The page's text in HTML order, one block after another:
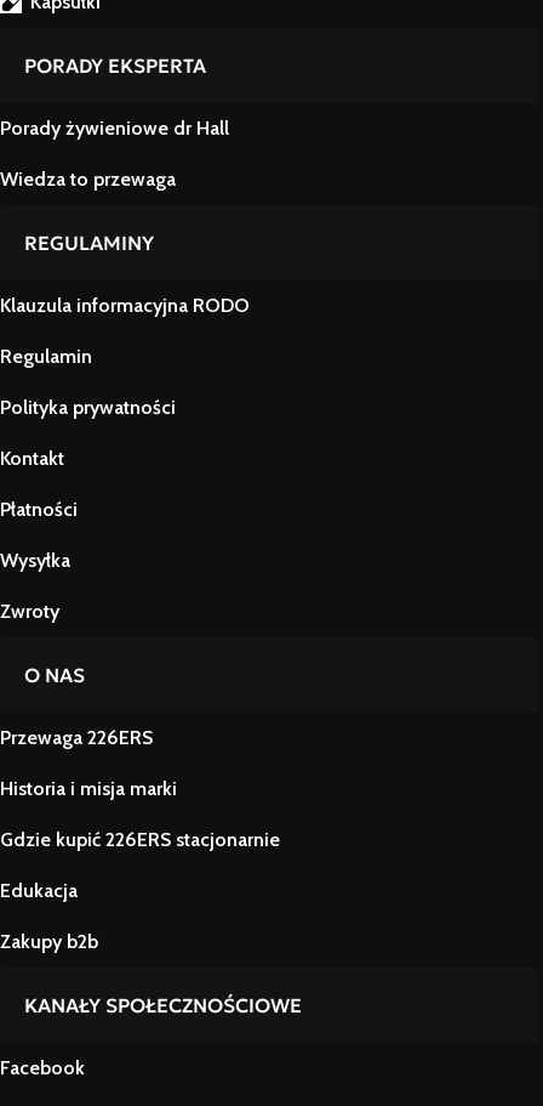
PORADY EKSPERTA
Porady żywieniowe dr Hall
Wiedza to przewaga
REGULAMINY
Klauzula informacyjna RODO
Regulamin
Polityka prywatności
Kontakt
Płatności
Wysyłka
Zwroty
O NAS
Przewaga 226ERS
Historia i misja marki
Gdzie kupić 226ERS stacjonarnie
Edukacja
Zakupy b2b
KANAŁY SPOŁECZNOŚCIOWE
Facebook